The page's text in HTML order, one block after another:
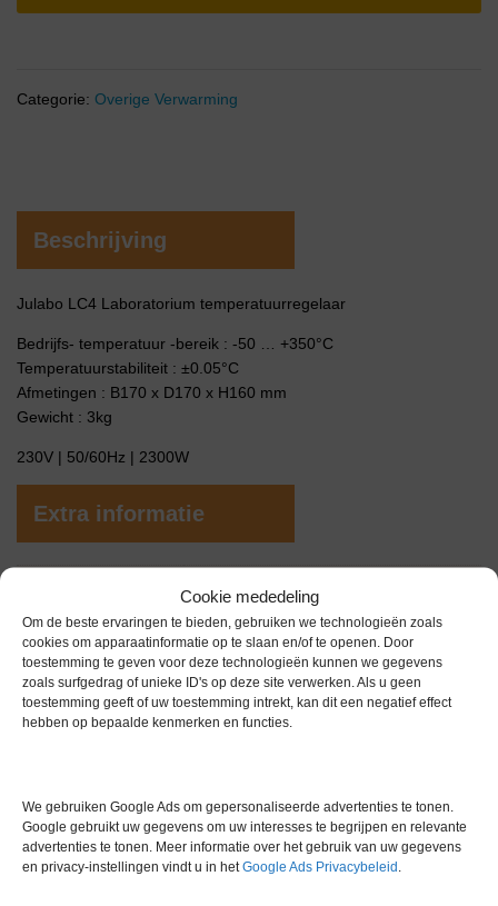
Cookie mededeling
Om de beste ervaringen te bieden, gebruiken we technologieën zoals
cookies om apparaatinformatie op te slaan en/of te openen. Door
toestemming te geven voor deze technologieën kunnen we gegevens
zoals surfgedrag of unieke ID's op deze site verwerken. Als u geen
toestemming geeft of uw toestemming intrekt, kan dit een negatief effect
hebben op bepaalde kenmerken en functies.
We gebruiken Google Ads om gepersonaliseerde advertenties te tonen.
Google gebruikt uw gegevens om uw interesses te begrijpen en relevante
advertenties te tonen. Meer informatie over het gebruik van uw gegevens
en privacy-instellingen vindt u in hetGoogle Ads Privacybeleid .
Categorie: Overige Verwarming
Beschrijving
Julabo LC4 Laboratorium temperatuurregelaar
Bedrijfs- temperatuur -bereik : -50 … +350°C
Temperatuurstabiliteit : ±0.05°C
Afmetingen : B170 x D170 x H160 mm
Gewicht : 3kg
230V | 50/60Hz | 2300W
Extra informatie
Conditie Zo goed als nieuw